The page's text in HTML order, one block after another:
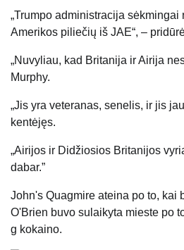
„Trumpo administracija
Amerikos piliečių iš JAE“, –
„Nuvyliau, kad Britanija ir Airija
Murphy.
„Jis yra veteranas, senelis, ir jis
kentėjęs.
„Airijos ir Didžiosios Britanijos
dabar.”
John's Quagmire ateina po to, kai
O'Brien buvo sulaikyta mieste po
g kokaino.